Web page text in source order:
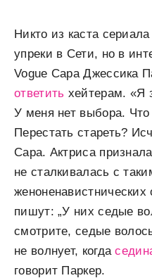
Никто из каста
упреки в Сети, но в
Vogue Сара Джессика
ответить хейтерам. «Я
У меня нет выбора.
Перестать стареть?
Сара. Актриса
не сталкивалась с
пишут: „У них седые
смотрите, седые
не волнует, когда
говорит Паркер.